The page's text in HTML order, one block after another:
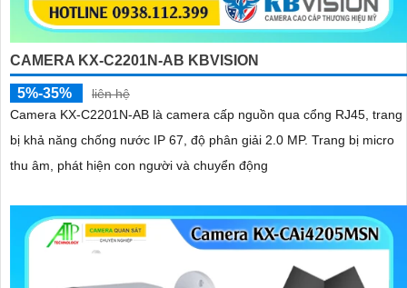
CAMERA KX-C2201N-AB KBVISION
5%-35%
liên hệ
Camera KX-C2201N-AB là camera cấp nguồn qua cổng RJ45, trang
bị khả năng chống nước IP 67, độ phân giải 2.0 MP. Trang bị micro
thu âm, phát hiện con người và chuyển động